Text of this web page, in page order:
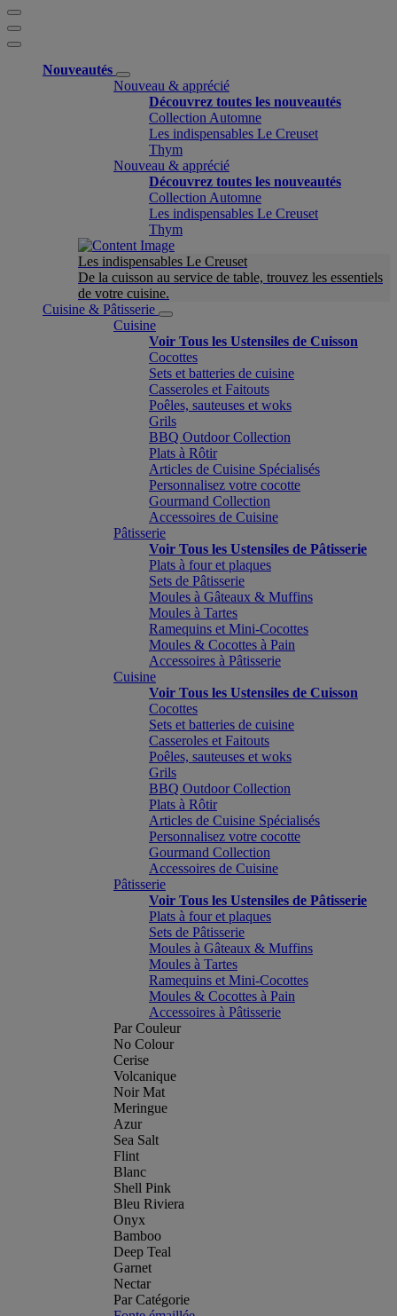
Nouveautés
Nouveau & apprécié
Découvrez toutes les nouveautés
Collection Automne
Les indispensables Le Creuset
Thym
Nouveau & apprécié
Découvrez toutes les nouveautés
Collection Automne
Les indispensables Le Creuset
Thym
Les indispensables Le Creuset
De la cuisson au service de table, trouvez les essentiels
de votre cuisine.
Cuisine & Pâtisserie
Cuisine
Voir Tous les Ustensiles de Cuisson
Cocottes
Sets et batteries de cuisine
Casseroles et Faitouts
Poêles, sauteuses et woks
Grils
BBQ Outdoor Collection
Plats à Rôtir
Articles de Cuisine Spécialisés
Personnalisez votre cocotte
Gourmand Collection
Accessoires de Cuisine
Pâtisserie
Voir Tous les Ustensiles de Pâtisserie
Plats à four et plaques
Sets de Pâtisserie
Moules à Gâteaux & Muffins
Moules à Tartes
Ramequins et Mini-Cocottes
Moules & Cocottes à Pain
Accessoires à Pâtisserie
Cuisine
Voir Tous les Ustensiles de Cuisson
Cocottes
Sets et batteries de cuisine
Casseroles et Faitouts
Poêles, sauteuses et woks
Grils
BBQ Outdoor Collection
Plats à Rôtir
Articles de Cuisine Spécialisés
Personnalisez votre cocotte
Gourmand Collection
Accessoires de Cuisine
Pâtisserie
Voir Tous les Ustensiles de Pâtisserie
Plats à four et plaques
Sets de Pâtisserie
Moules à Gâteaux & Muffins
Moules à Tartes
Ramequins et Mini-Cocottes
Moules & Cocottes à Pain
Accessoires à Pâtisserie
Par Couleur
No Colour
Cerise
Volcanique
Noir Mat
Meringue
Azur
Sea Salt
Flint
Blanc
Shell Pink
Bleu Riviera
Onyx
Bamboo
Deep Teal
Garnet
Nectar
Par Catégorie